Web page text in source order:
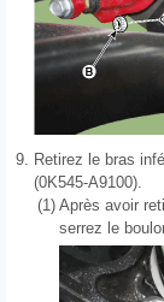
9. Retirez le bras
(0K545-A9100).
(1) Après avoir
serrez le